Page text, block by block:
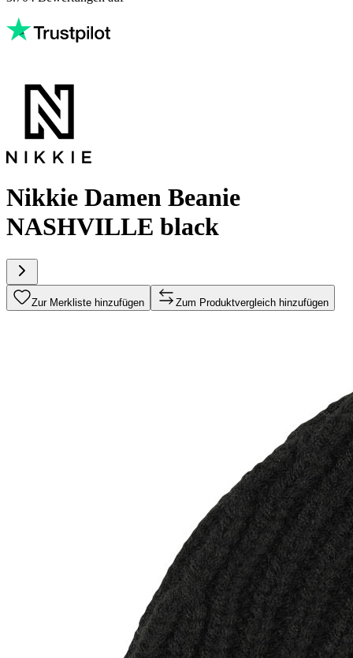
Nikkie Damen Beanie
NASHVILLE black
Zur Merkliste hinzufügen Zum Produktvergleich hinzufügen